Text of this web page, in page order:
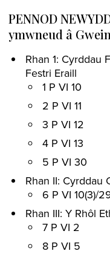
PENNOD
ymwneud â
Rhan 1: Cyrddau
Festri Eraill
1 P VI 10
2 P VI 11
3 P VI 12
4 P VI 13
5 P VI 30
Rhan II: Cyrddau
6 P VI 10(3)/
Rhan III: Y Rhôl
7 P VI 2
8 P VI 5